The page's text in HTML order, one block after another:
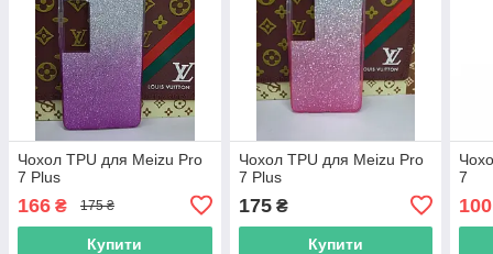
Чохол TPU для Meizu Pro
7 Plus
166 ₴ 175 ₴
Купити
Чохол TPU для Meizu Pro
7 Plus
175₴
Купити
7
100